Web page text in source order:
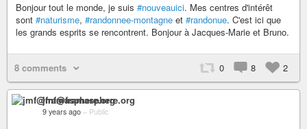
Bonjour tout le monde, je suis #nouveauici. Mes centres d'intérêt
sont #naturisme, #randonnee-montagne et #randonue. C'est ici que
les grands esprits se rencontrent. Bonjour à Jacques-Marie et Bruno.
8 comments 0 8 2
jmf@framasphere.org
9 years ago – Public